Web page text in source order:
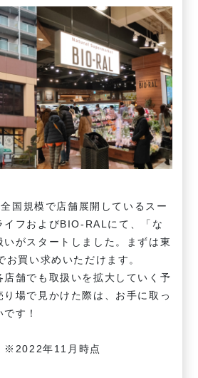
国規模で店舗展開しているスー
イフおよびBIO-RALにて、「な
がスタートしました。まずは東
買い求めいただけます。
店舗でも取扱いを拡大していく予
り場で見かけた際は、お手に取っ
す！
※2022年11月時点